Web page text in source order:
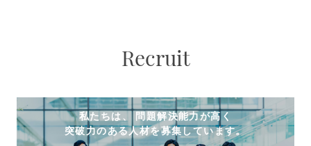
Recruit
私たちは、 問題解決能力が高く
突破力のある人材を募集しています。